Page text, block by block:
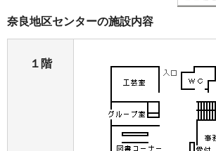
奈良地区センターの施設内容
１階